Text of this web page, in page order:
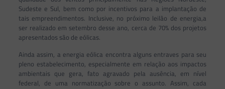
Sudeste e Sul, bem como por incentivos para a implantação de
tais empreendimentos. Inclusive, no próximo leilão de energia,a
ser realizado em setembro desse ano, cerca de 70% dos projetos
apresentados são de eólicas.
Ainda assim, a energia eólica encontra alguns entraves para seu
pleno estabelecimento, especialmente em relação aos impactos
ambientais que gera, fato agravado pela ausência, em nível
federal, de uma normatização sobre o assunto. Assim, cada